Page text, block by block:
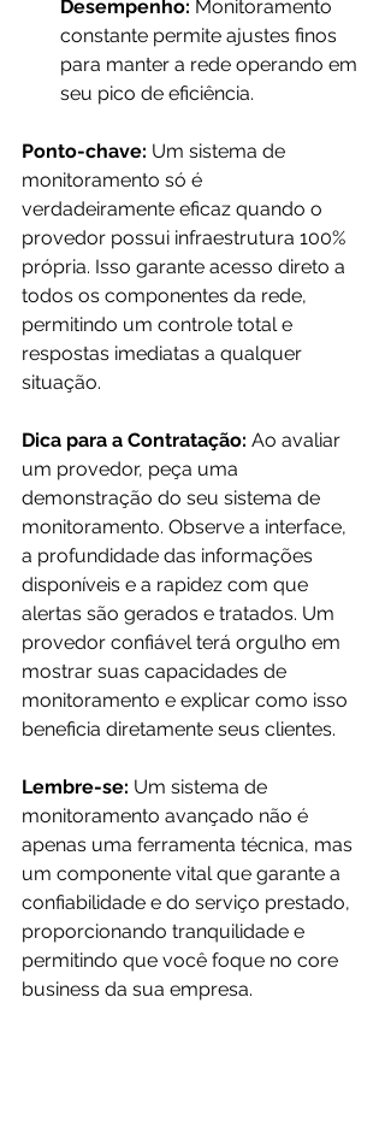
Desempenho: Monitoramento
constante permite ajustes finos
para manter a rede operando em
seu pico de eficiência.
Ponto-chave: Um sistema de
monitoramento só é
verdadeiramente eficaz quando o
provedor possui infraestrutura 100%
própria. Isso garante acesso direto a
todos os componentes da rede,
permitindo um controle total e
respostas imediatas a qualquer
situação.
Dica para a Contratação: Ao avaliar
um provedor, peça uma
demonstração do seu sistema de
monitoramento. Observe a interface,
a profundidade das informações
disponíveis e a rapidez com que
alertas são gerados e tratados. Um
provedor confiável terá orgulho em
mostrar suas capacidades de
monitoramento e explicar como isso
beneficia diretamente seus clientes.
Lembre-se: Um sistema de
monitoramento avançado não é
apenas uma ferramenta técnica, mas
um componente vital que garante a
confiabilidade e do serviço prestado,
proporcionando tranquilidade e
permitindo que você foque no core
business da sua empresa.